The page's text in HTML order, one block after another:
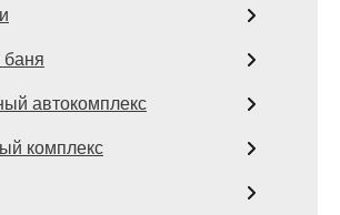
баня
автокомплекс
комплекс